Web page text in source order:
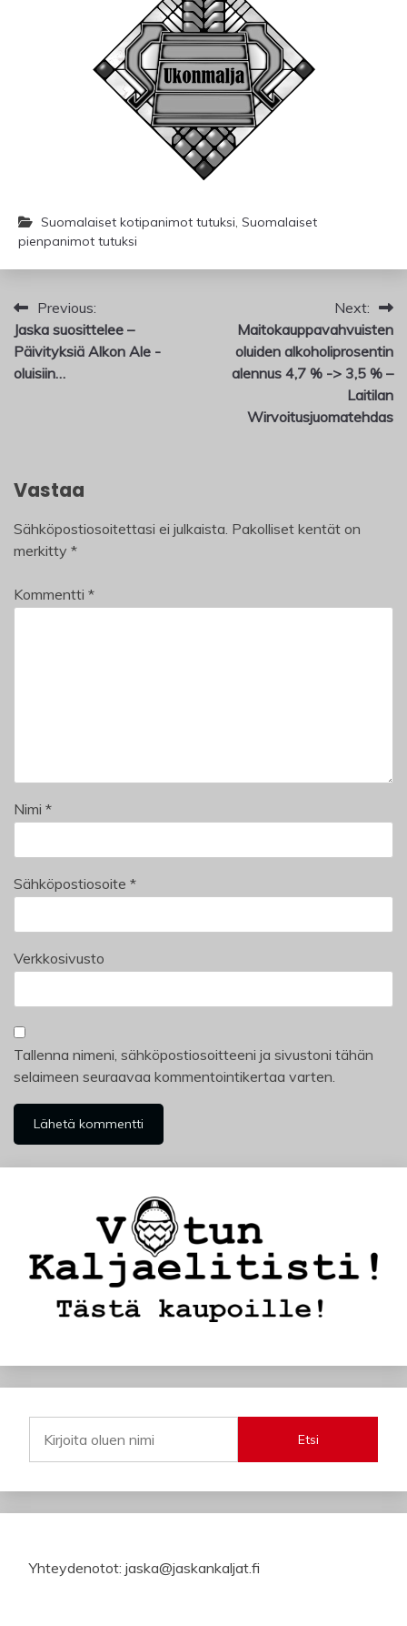
Suomalaiset kotipanimot tutuksi, Suomalaiset
pienpanimot tutuksi
Artikkelien
selaus
Previous:
Jaska suosittelee –
Päivityksiä Alkon Ale -
oluisiin…
Next:
Maitokauppavahvuisten
oluiden alkoholiprosentin
alennus 4,7 % -> 3,5 % –
Laitilan
Wirvoitusjuomatehdas
Vastaa
Sähköpostiosoitettasi ei julkaista. Pakolliset kentät on
merkitty *
Kommentti *
Nimi *
Sähköpostiosoite *
Verkkosivusto
Tallenna nimeni, sähköpostiosoitteeni ja sivustoni tähän
selaimeen seuraavaa kommentointikertaa varten.
Etsi
Yhteydenotot: jaska@jaskankaljat.fi